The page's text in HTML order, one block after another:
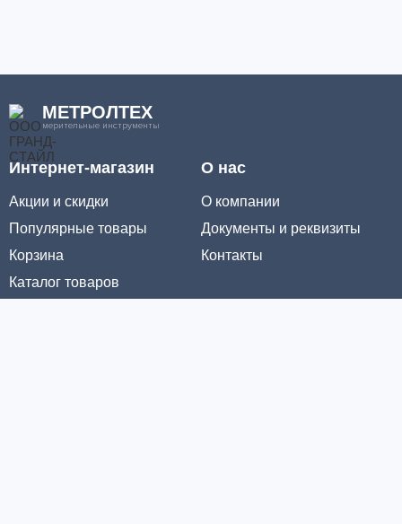
МЕТРОЛТЕХ
мерительные инструменты
Интернет-магазин
Акции и скидки
Популярные товары
Корзина
Каталог товаров
О нас
О компании
Документы и реквизиты
Контакты